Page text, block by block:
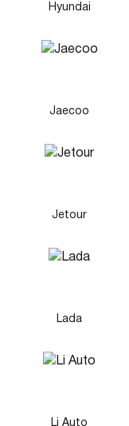
Hyundai
Jaecoo
Jetour
Lada
Li Auto